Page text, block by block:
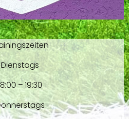
Dienstags
– 19:30